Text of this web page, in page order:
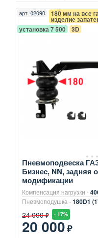
арт. 02090 180 мм на все
изделие
установка 7 500
3D
Пневмоподвеска
Бизнес, NN, задняя
модификации
Компенсация нагрузки -
Пневмоподушка -180D1
24 000 ₽ - 17%
20 000₽